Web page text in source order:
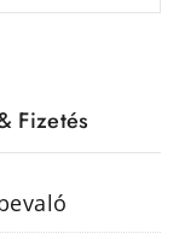
Fizetés